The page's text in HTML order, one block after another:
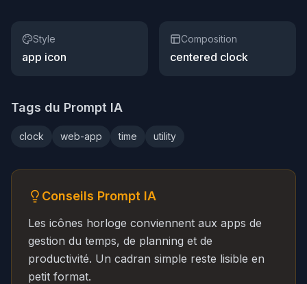
Style
app icon
Composition
centered clock
Tags du Prompt IA
clock web-app time utility
Conseils Prompt IA
Les icônes horloge conviennent aux apps de
gestion du temps, de planning et de
productivité. Un cadran simple reste lisible en
petit format.